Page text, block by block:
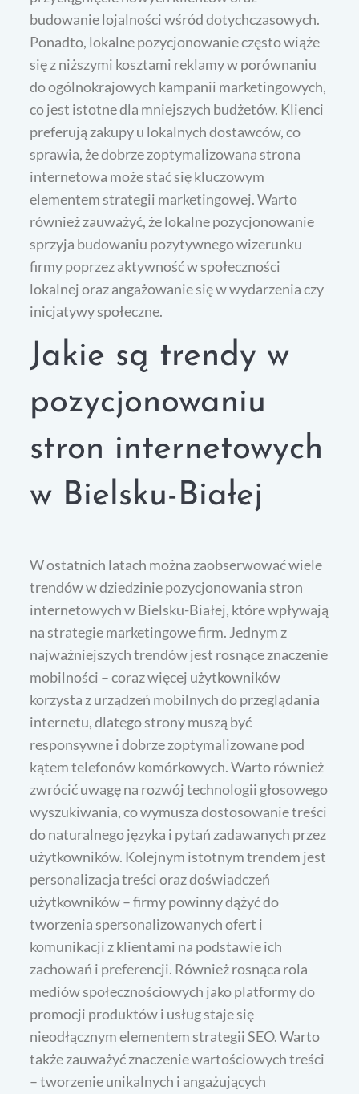
budowanie lojalności wśród dotychczasowych.
Ponadto, lokalne pozycjonowanie często wiąże
się z niższymi kosztami reklamy w porównaniu
do ogólnokrajowych kampanii marketingowych,
co jest istotne dla mniejszych budżetów. Klienci
preferują zakupy u lokalnych dostawców, co
sprawia, że dobrze zoptymalizowana strona
internetowa może stać się kluczowym
elementem strategii marketingowej. Warto
również zauważyć, że lokalne pozycjonowanie
sprzyja budowaniu pozytywnego wizerunku
firmy poprzez aktywność w społeczności
lokalnej oraz angażowanie się w wydarzenia czy
inicjatywy społeczne.
Jakie są trendy w
pozycjonowaniu
stron internetowych
w Bielsku-Białej
W ostatnich latach można zaobserwować wiele
trendów w dziedzinie pozycjonowania stron
internetowych w Bielsku-Białej, które wpływają
na strategie marketingowe firm. Jednym z
najważniejszych trendów jest rosnące znaczenie
mobilności – coraz więcej użytkowników
korzysta z urządzeń mobilnych do przeglądania
internetu, dlatego strony muszą być
responsywne i dobrze zoptymalizowane pod
kątem telefonów komórkowych. Warto również
zwrócić uwagę na rozwój technologii głosowego
wyszukiwania, co wymusza dostosowanie treści
do naturalnego języka i pytań zadawanych przez
użytkowników. Kolejnym istotnym trendem jest
personalizacja treści oraz doświadczeń
użytkowników – firmy powinny dążyć do
tworzenia spersonalizowanych ofert i
komunikacji z klientami na podstawie ich
zachowań i preferencji. Również rosnąca rola
mediów społecznościowych jako platformy do
promocji produktów i usług staje się
nieodłącznym elementem strategii SEO. Warto
także zauważyć znaczenie wartościowych treści
– tworzenie unikalnych i angażujących